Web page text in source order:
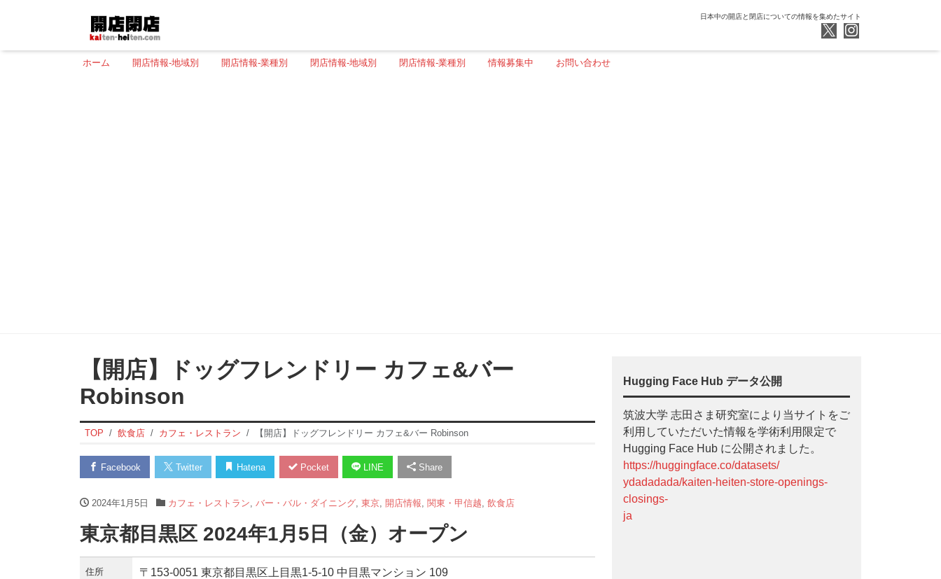
日本中の開店と閉店についての情報を集めたサイト
ホーム 開店情報-地域別 開店情報-業種別 閉店情報-地域別 閉店情報-業種別 情報募集中 お問い合わせ
【開店】ドッグフレンドリー カフェ&バー
Robinson
TOP 飲食店 カフェ・レストラン 【開店】ドッグフレンドリー カフェ&バー Robinson
Facebook Twitter Hatena Pocket LINE Share
2024年1月5日 カフェ・レストラン バー・バル・ダイニング, 東京, 開店情報 関東・甲信越 飲食店
東京都目黒区 2024年1月5日（金）オープン
住所 〒153-0051 東京都目黒区上目黒1-5-10 中目黒マンション 109
Hugging Face Hub データ公開
筑波大学 志田さま研究室により当サイトをご
利用していただいた情報を学術利用限定で
Hugging Face Hub に公開されました。
https://huggingface.co/datasets/
ydadadada/kaiten-heiten-store-openings-
closings-
ja